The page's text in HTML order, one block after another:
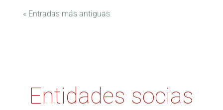
« Entradas más antiguas
Entidades socias